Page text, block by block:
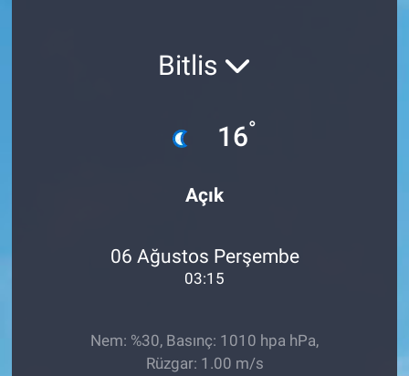
Bitlis
16°
Açık
06 Ağustos Perşembe
03:15
Nem: %30, Basınç: 1010 hpa hPa,
Rüzgar: 1.00 m/s